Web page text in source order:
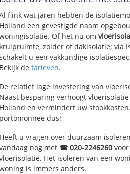
Al flink wat jaren hebben de
Holland een gevestigde naam
woningisolatie. Of het nu om
kruipruimte, zolder of dakisolatie; via
schakelt u een vakkundige
Bekijk detarieven.
De relatief lage investering van
Naast besparing verhoogt
Holland en vermindert uw
portomonnee dus!
Heeft u vragen over duurzaam
vandaag nog met ☎ 020-2246260
vloerisolatie. Het isoleren van een
woning is immers anders.